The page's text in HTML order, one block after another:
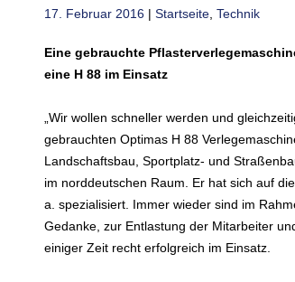
17. Februar 2016 | Startseite Technik
Eine gebrauchte
eine H 88 im Einsatz
„Wir wollen schneller werden und
gebrauchten Optimas H 88
Landschaftsbau, Sportplatz- und
im norddeutschen Raum. Er hat sich auf
a. spezialisiert. Immer wieder sind im
Gedanke, zur Entlastung der Mitarbeiter
einiger Zeit recht erfolgreich im Einsatz.